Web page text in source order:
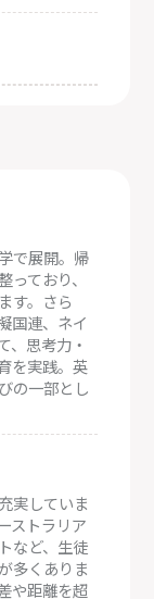
で展開。帰
ており、
す。さら
国連、ネイ
、思考力・
を実践。英
の一部とし
実していま
ストラリア
など、生徒
多くありま
や距離を超